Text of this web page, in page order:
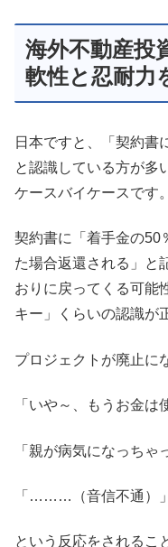
海外不動産
軟性と忍耐力
日本ですと、「契約書
と認識している方が多
ケースバイケースです。
契約書に「着手金の50
た場合返還される」と
おりに戻ってくる可能
キー」くらいの認識が
プロジェクトが廃止に
「いや～、もうお金は
「親が病気になっちゃ
「………（音信不通）」
という反応をされるこ